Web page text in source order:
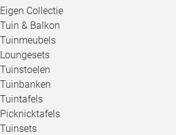
Eigen Collectie
Tuin & Balkon
Tuinmeubels
Loungesets
Tuinstoelen
Tuinbanken
Tuintafels
Picknicktafels
Tuinsets